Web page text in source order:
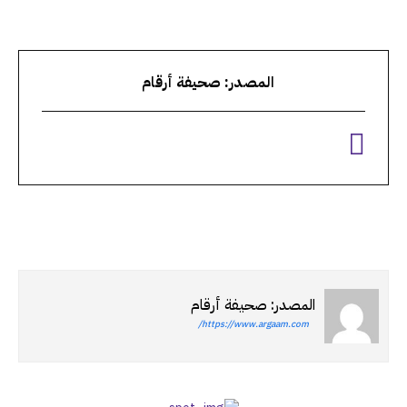
المصدر: صحيفة أرقام
المصدر: صحيفة أرقام
https://www.argaam.com/